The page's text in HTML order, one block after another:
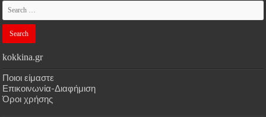
kokkina.gr
Ποιοι είμαστε
Επικοινωνία-Διαφήμιση
Όροι χρήσης